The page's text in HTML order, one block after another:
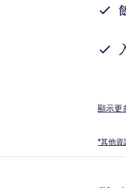
顯示更
*其他資